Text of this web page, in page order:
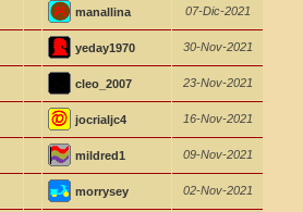
manallina 07-Dic-2021
yeday1970 30-Nov-2021
cleo_2007 23-Nov-2021
jocrialjc4 16-Nov-2021
mildred1 09-Nov-2021
morrysey 02-Nov-2021